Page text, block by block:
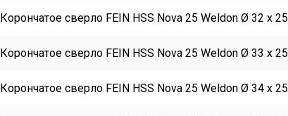
Корончатое сверло FEIN HSS Nova 25 Weldon Ø 32 x 25
Корончатое сверло FEIN HSS Nova 25 Weldon Ø 33 x 25
Корончатое сверло FEIN HSS Nova 25 Weldon Ø 34 x 25